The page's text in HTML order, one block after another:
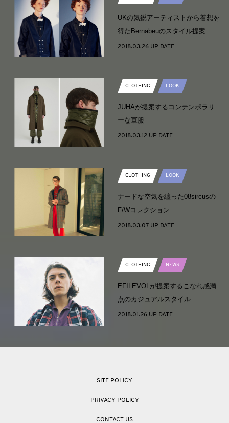
UKの気鋭アーティストから着想を
得たBernabeuのスタイル提案
2018.03.26 UP DATE
CLOTHING LOOK
JUHAが提案するコンテンポラリ
ーな軍服
2018.03.12 UP DATE
CLOTHING LOOK
ナードな空気を纏った08sircusの
F/Wコレクション
2018.03.07 UP DATE
CLOTHING NEWS
EFILEVOLが提案するこなれ感満
点のカジュアルスタイル
2018.01.26 UP DATE
SITE POLICY
PRIVACY POLICY
CONTACT US